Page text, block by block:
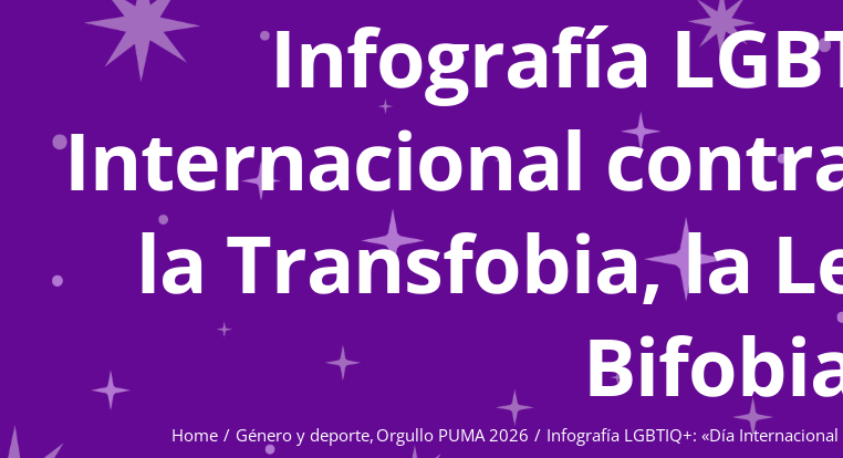
Infografía
Internacional
la Transfobia, la
Home Género y deporte Orgullo PUMA 2026 Infografía LGBTIQ+: «Día